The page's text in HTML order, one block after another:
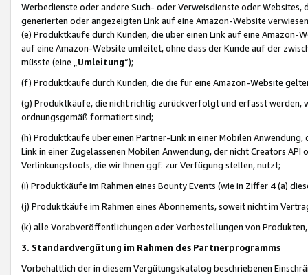
Werbedienste oder andere Such- oder Verweisdienste oder Websites,
generierten oder angezeigten Link auf eine Amazon-Website
(e) Produktkäufe durch Kunden, die über einen Link auf eine
auf eine Amazon-Website umleitet, ohne dass der Kunde auf der
müsste (eine „ Umleitung“);
(f) Produktkäufe durch Kunden, die die für eine Amazon-Website
(g) Produktkäufe, die nicht richtig zurückverfolgt und erfasst werden,
ordnungsgemäß formatiert sind;
(h) Produktkäufe über einen Partner-Link in einer Mobilen
Link in einer Zugelassenen Mobilen Anwendung, der nicht Creators
Verlinkungstools, die wir Ihnen ggf. zur Verfügung stellen, nutzt;
(i) Produktkäufe im Rahmen eines Bounty Events (wie in Ziffer 4 (a)
(j) Produktkäufe im Rahmen eines Abonnements, soweit nicht im
(k) alle Vorabveröffentlichungen oder Vorbestellungen von
3. Standardvergütung im Rahmen des Partnerprogramms
Vorbehaltlich der in diesem Vergütungskatalog beschriebenen